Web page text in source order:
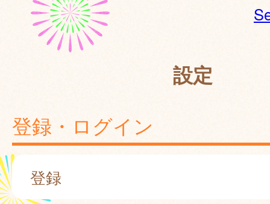
設定
登録・ログイン
登録